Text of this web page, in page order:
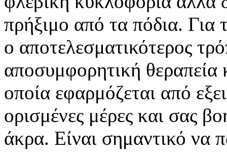
πρήξιμο από τα πόδια. Για
ο αποτελεσματικότερος
αποσυμφορητική
οποία εφαρμόζεται από
ορισμένες μέρες και σας
άκρα. Είναι σημαντικό να